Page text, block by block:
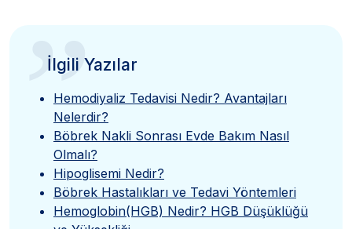
”
İlgili Yazılar
Hemodiyaliz Tedavisi Nedir? Avantajları
Nelerdir?
Böbrek Nakli Sonrası Evde Bakım Nasıl
Olmalı?
Hipoglisemi Nedir?
Böbrek Hastalıkları ve Tedavi Yöntemleri
Hemoglobin(HGB) Nedir? HGB Düşüklüğü